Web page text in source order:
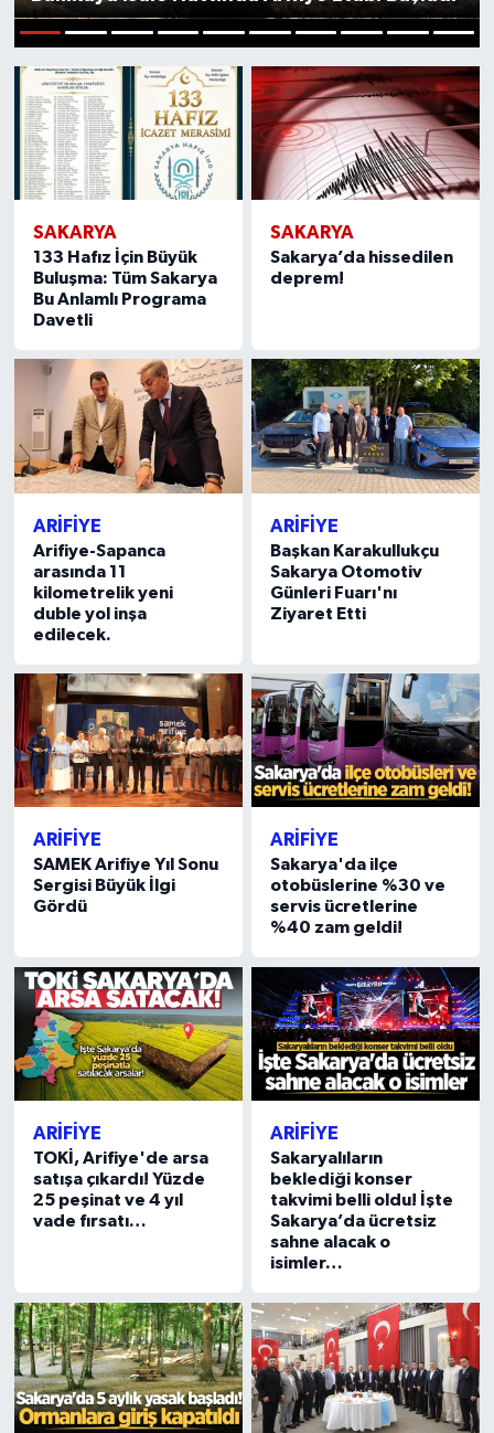
SAKARYA
133 Hafız İçin Büyük
Buluşma: Tüm Sakarya
Bu Anlamlı Programa
Davetli
SAKARYA
Sakarya’da hissedilen
deprem!
ARİFİYE
Arifiye-Sapanca
arasında 11
kilometrelik yeni
duble yol inşa
edilecek.
ARİFİYE
Başkan Karakullukçu
Sakarya Otomotiv
Günleri Fuarı'nı
Ziyaret Etti
ARİFİYE
SAMEK Arifiye Yıl Sonu
Sergisi Büyük İlgi
Gördü
ARİFİYE
Sakarya'da ilçe
otobüslerine %30 ve
servis ücretlerine
%40 zam geldi!
ARİFİYE
TOKİ, Arifiye'de arsa
satışa çıkardı! Yüzde
25 peşinat ve 4 yıl
vade fırsatı…
ARİFİYE
Sakaryalıların
beklediği konser
takvimi belli oldu! İşte
Sakarya’da ücretsiz
sahne alacak o
isimler…